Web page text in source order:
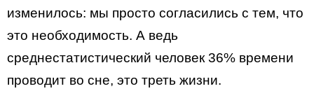
изменилось: мы просто согласились с тем, что
это необходимость. А ведь
среднестатистический человек 36% времени
проводит во сне, это треть жизни.